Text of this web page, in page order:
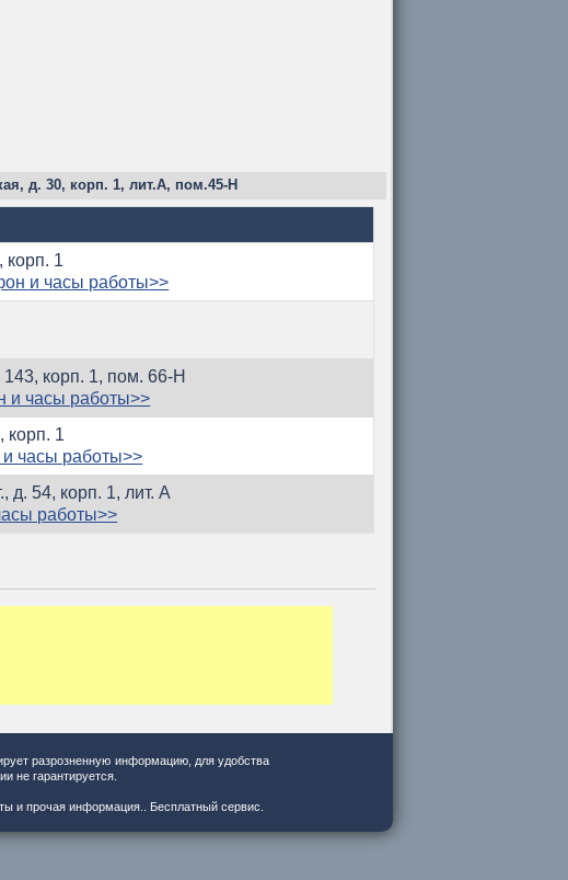
д. 30, корп. 1, лит.А, пом.45-Н
корп. 1
и часы работы>>
корп. 1, пом. 66-Н
и часы работы>>
корп. 1
часы работы>>
д. 54, корп. 1, лит. А
работы>>
разрозненную информацию, для удобства
не гарантируется.
и прочая информация.. Бесплатный сервис.